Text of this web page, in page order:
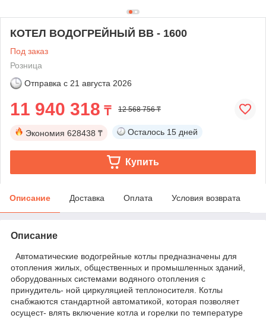
КОТЕЛ ВОДОГРЕЙНЫЙ BB - 1600
Под заказ
Розница
Отправка с 21 августа 2026
11 940 318 ₸ 12 568 756 ₸
Экономия 628438 ₸ Осталось 15 дней
Купить
Описание Доставка Оплата Условия возврата
Описание
Автоматические водогрейные котлы предназначены для
отопления жилых, общественных и промышленных зданий,
оборудованных системами водяного отопления с
принудитель- ной циркуляцией теплоносителя. Котлы
снабжаются стандартной автоматикой, которая позволяет
осущест- влять включение котла и горелки по температуре